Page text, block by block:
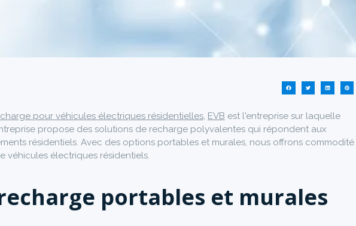
pour véhicules électriques résidentielles, EVB est l'entreprise sur laquelle
propose des solutions de recharge polyvalentes qui répondent aux
résidentiels. Avec des options portables et murales, nous offrons commodité
véhicules électriques résidentiels.
portables et murales